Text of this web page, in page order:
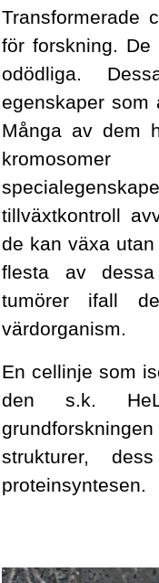
Transformerade
för forskning.
odödliga.
egenskaper som
Många av dem
tillväxtkontroll
de kan växa
flesta av
tumörer ifall
värdorganism.
En cellinje som
den s.k.
strukturer,
proteinsyntesen.